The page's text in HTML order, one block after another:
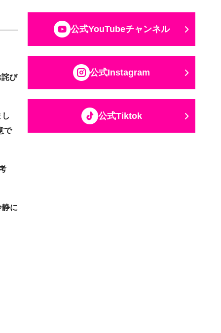
び
で
に
公式YouTubeチャンネル
公式Instagram
公式Tiktok